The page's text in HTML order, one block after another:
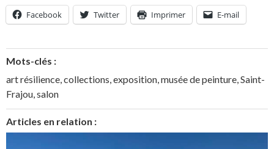
Facebook Twitter Imprimer E-mail
Mots-clés :
art résilience,collections,exposition,musée de peinture,Saint-
Frajou,salon
Articles en relation :